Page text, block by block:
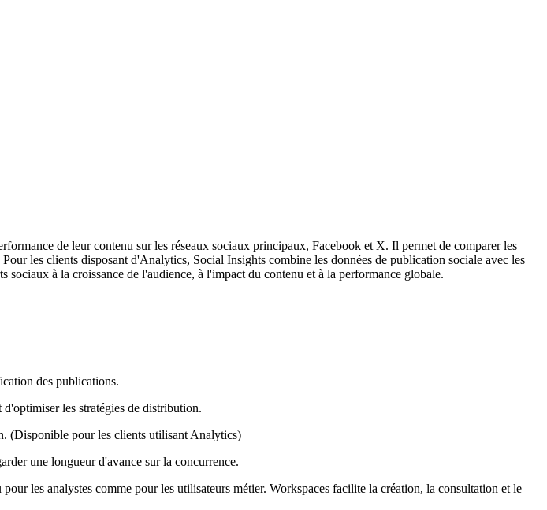
de leur contenu sur les réseaux sociaux principaux, Facebook et X. Il permet de comparer les
les clients disposant d'Analytics, Social Insights combine les données de publication sociale avec les
à la croissance de l'audience, à l'impact du contenu et à la performance globale.
des publications.
les stratégies de distribution.
(Disponible pour les clients utilisant Analytics)
une longueur d'avance sur la concurrence.
les analystes comme pour les utilisateurs métier. Workspaces facilite la création, la consultation et le